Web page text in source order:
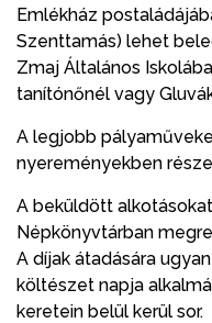
Emlékház
Szenttamás) lehet
Zmaj Általános
tanítónőnél vagy
A legjobb
nyereményekben
A beküldött
Népkönyvtárban
A díjak átadására
költészet napja
keretein belül kerül sor.